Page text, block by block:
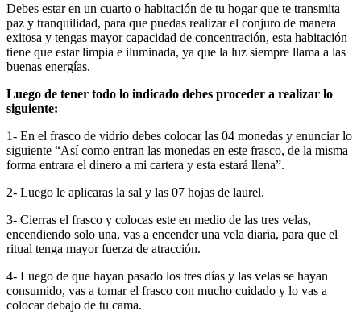
Debes estar en un cuarto o habitación de tu hogar que te transmita
paz y tranquilidad, para que puedas realizar el conjuro de manera
exitosa y tengas mayor capacidad de concentración, esta habitación
tiene que estar limpia e iluminada, ya que la luz siempre llama a las
buenas energías.
Luego de tener todo lo indicado debes proceder a realizar lo
siguiente:
1- En el frasco de vidrio debes colocar las 04 monedas y enunciar lo
siguiente “Así como entran las monedas en este frasco, de la misma
forma entrara el dinero a mi cartera y esta estará llena”.
2- Luego le aplicaras la sal y las 07 hojas de laurel.
3- Cierras el frasco y colocas este en medio de las tres velas,
encendiendo solo una, vas a encender una vela diaria, para que el
ritual tenga mayor fuerza de atracción.
4- Luego de que hayan pasado los tres días y las velas se hayan
consumido, vas a tomar el frasco con mucho cuidado y lo vas a
colocar debajo de tu cama.